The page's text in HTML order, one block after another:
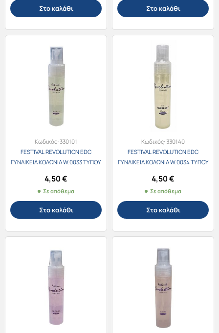
Στο καλάθι Στο καλάθι
Κωδικός:330101
FESTIVAL REVOLUTION EDC
ΓΥΝΑΙΚΕΙΑ ΚΟΛΩΝΙΑ W.0033 ΤΥΠΟΥ
30ml
4,50€
Σε απόθεμα
Στο καλάθι
Κωδικός:330140
FESTIVAL REVOLUTION EDC
ΓΥΝΑΙΚΕΙΑ ΚΟΛΩΝΙΑ W.0034 ΤΥΠΟΥ
4,50€
Σε απόθεμα
Στο καλάθι